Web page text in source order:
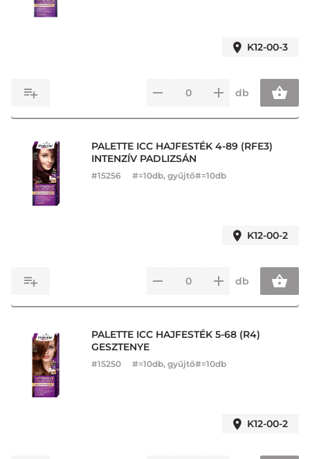
K12-00-3
db
PALETTE ICC HAJFESTÉK 4-89 (RFE3)
INTENZÍV PADLIZSÁN
#15256 #=10db, gyűjtő#=10db
K12-00-2
db
PALETTE ICC HAJFESTÉK 5-68 (R4)
GESZTENYE
#15250 #=10db, gyűjtő#=10db
K12-00-2